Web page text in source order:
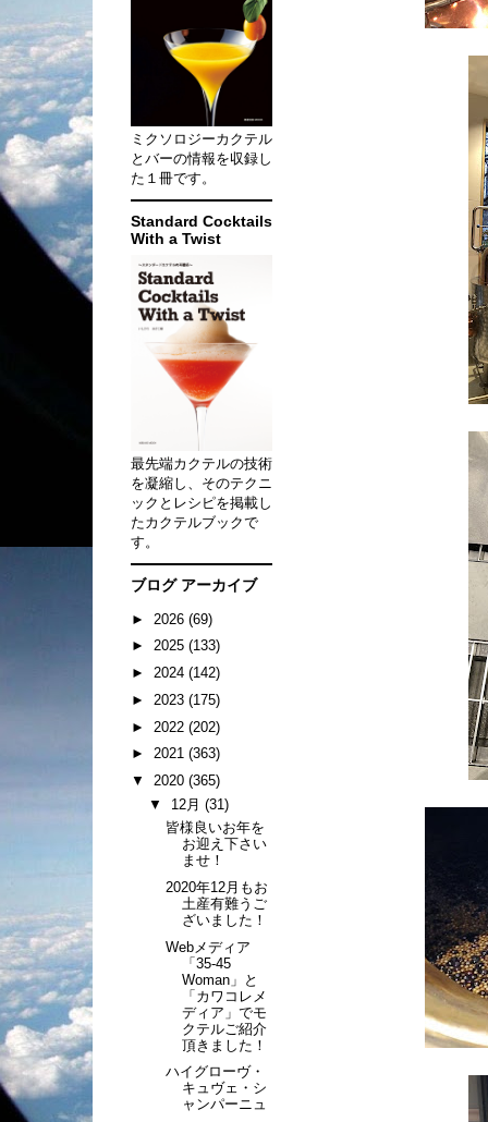
ミクソロジーカクテル
とバーの情報を収録し
た１冊です。
Standard Cocktails
With a Twist
最先端カクテルの技術
を凝縮し、そのテクニ
ックとレシピを掲載し
たカクテルブックで
す。
ブログ アーカイブ
► 2026 (69)
► 2025 (133)
► 2024 (142)
► 2023 (175)
► 2022 (202)
► 2021 (363)
▼ 2020 (365)
▼ 12月 (31)
皆様良いお年を
お迎え下さい
ませ！
2020年12月もお
土産有難うご
ざいました！
Webメディア
「35-45
Woman」と
「カワコレメ
ディア」でモ
クテルご紹介
頂きました！
ハイグローヴ・
キュヴェ・シ
ャンパーニュ